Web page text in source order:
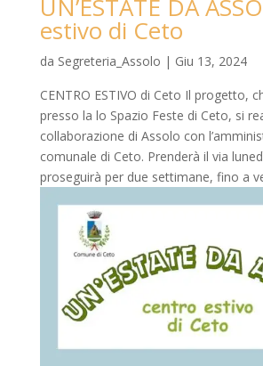
UN’ESTATE DA
estivo di Ceto
da Segreteria_Assolo | Giu 13, 2024
CENTRO ESTIVO di Ceto Il progetto,
presso la lo Spazio Feste di Ceto, si
collaborazione di Assolo con
comunale di Ceto. Prenderà il via
proseguirà per due settimane, fino a